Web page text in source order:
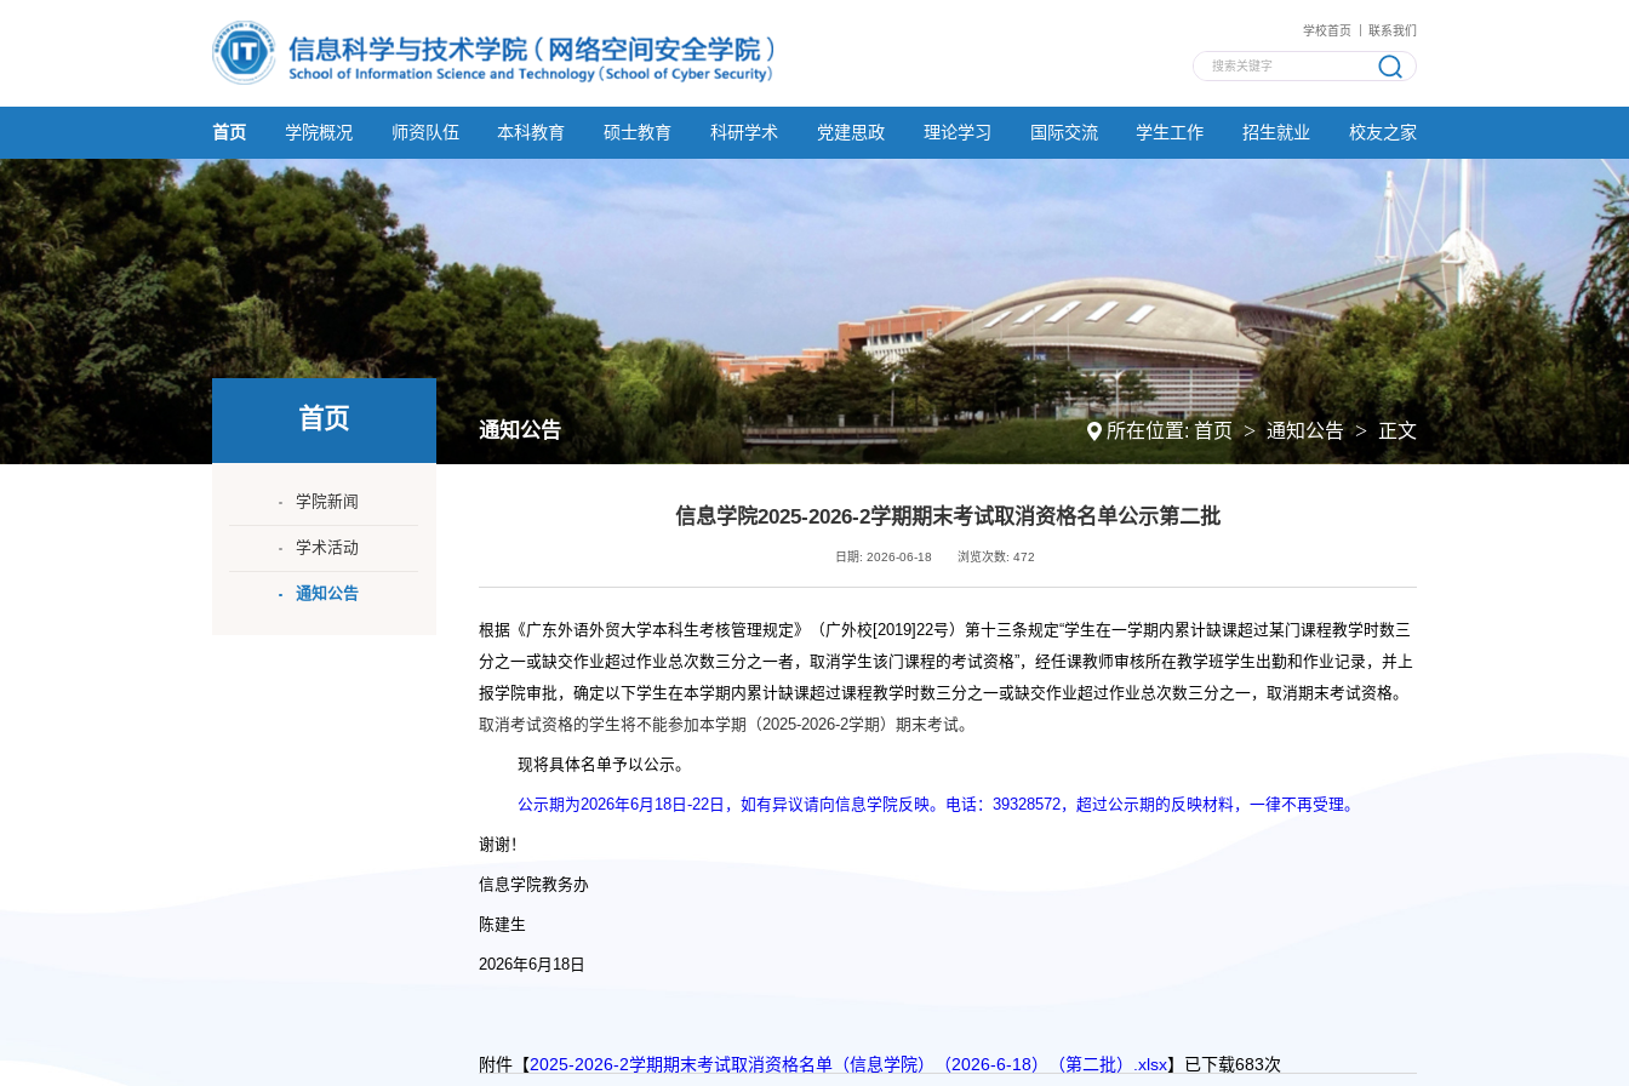
学校首页 联系我们
首页 学院概况 师资队伍 本科教育 硕士教育 科研学术 党建思政 理论学习 国际交流 学生工作 招生就业 校友之家
通知公告 所在位置:首页 > 通知公告 > 正文
首页
学院新闻
学术活动
通知公告
信息学院2025-2026-2学期期末考试取消资格名单公示第二批
日期: 2026-06-18 浏览次数:472
根据《广东外语外贸大学本科生考核管理规定》（广外校[2019]22号）第十三条规定“学生在一学期内累计缺课超过某门课程教学时数三
分之一或缺交作业超过作业总次数三分之一者，取消学生该门课程的考试资格”，经任课教师审核所在教学班学生出勤和作业记录，并上
报学院审批，确定以下学生在本学期内累计缺课超过课程教学时数三分之一或缺交作业超过作业总次数三分之一，取消期末考试资格。
取消考试资格的学生将不能参加本学期（2025-2026-2学期）期末考试。
现将具体名单予以公示。
公示期为2026年6月 18 日-22 日，如有异议请向信息学院反映。电话：39328572，超过公示期的反映材料，一律不再受理。
谢谢！
信息学院教务办
陈建生
2026年6月 18 日
附件【2025-2026-2学期期末考试取消资格名单（信息学院）（2026-6-18）（第二批）.xlsx】已下载683次